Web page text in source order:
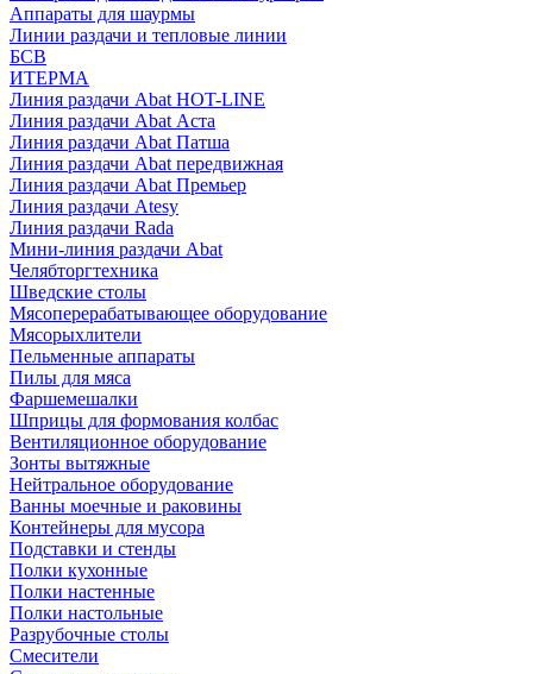
Аппараты для шаурмы
Линии раздачи и тепловые линии
БСВ
ИТЕРМА
Линия раздачи Abat HOT-LINE
Линия раздачи Abat Аста
Линия раздачи Abat Патша
Линия раздачи Abat передвижная
Линия раздачи Abat Премьер
Линия раздачи Atesy
Линия раздачи Rada
Мини-линия раздачи Abat
Челябторгтехника
Шведские столы
Мясоперерабатывающее оборудование
Мясорыхлители
Пельменные аппараты
Пилы для мяса
Фаршемешалки
Шприцы для формования колбас
Вентиляционное оборудование
Зонты вытяжные
Нейтральное оборудование
Ванны моечные и раковины
Контейнеры для мусора
Подставки и стенды
Полки кухонные
Полки настенные
Полки настольные
Разрубочные столы
Смесители